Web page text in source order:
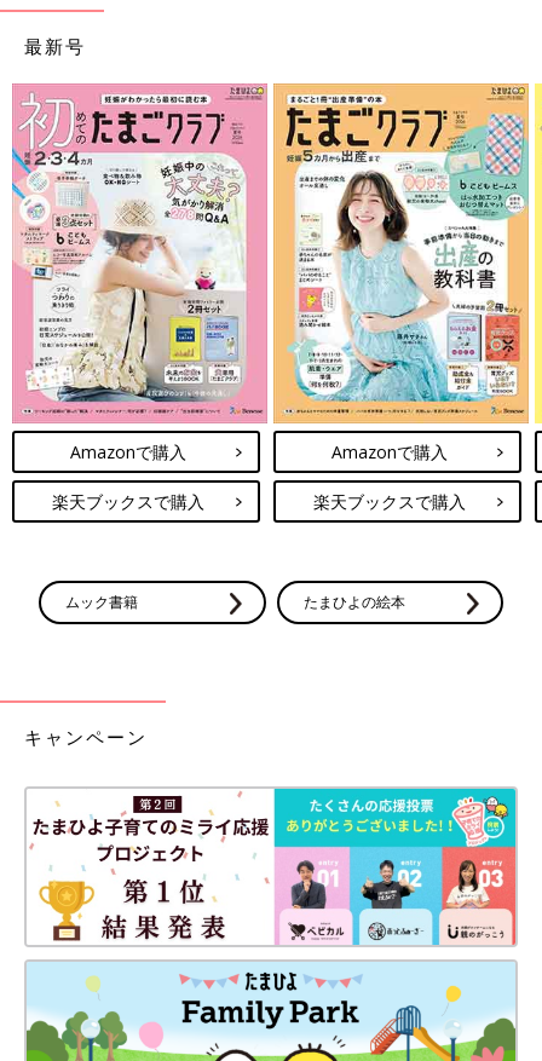
最新号
Amazonで購入
楽天ブックスで購入
Amazonで購入
楽天ブックスで購入
ムック書籍 たまひよの絵本
キャンペーン